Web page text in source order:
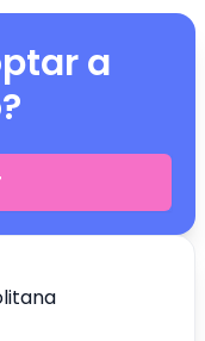
a
?